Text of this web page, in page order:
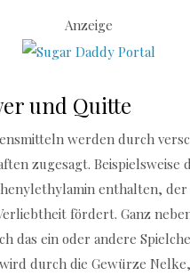
Anzeige
und Quitte
werden durch
zugesagt. Beispielsweise
enthalten,
fördert. Ganz
das ein oder andere
durch die Gewürze